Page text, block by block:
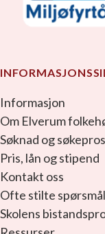
Informasjon
Om Elverum
Søknad og
Pris, lån og stipend
Kontakt oss
Ofte stilte spørsmål
Skolens